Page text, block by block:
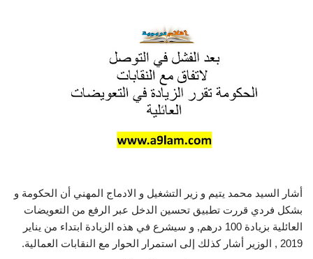
أشار السيد محمد يتيم و زير التشغيل و الادماج المهني أن الحكومة و
بشكل فردي قررت تطبيق تحسين الدخل عبر الرفع من التعويضات
العائلية بزيادة 100 درهم, و سيشرع في هذه الزيادة ابتداء من يناير
2019 , الوزير أشار كذلك إلى استمرار الحوار مع النقابات العمالية.